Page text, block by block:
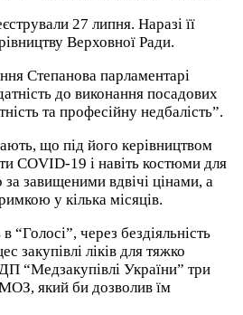
27 липня. Наразі її
Верховної Ради.
Степанова парламентарі
до виконання посадових
та професійну недбалість”.
що під його керівництвом
COVID-19 і навіть костюми для
за завищеними вдвічі цінами, а
у кілька місяців.
“Голосі”, через бездіяльність
закупівлі ліків для тяжко
“Медзакупівлі України” три
який би дозволив їм